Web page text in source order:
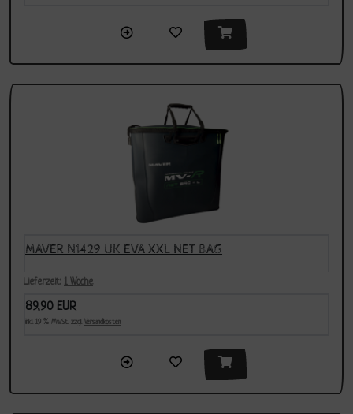
MAVER N1429 UK EVA XXL NET BAG
Lieferzeit: 1 Woche
89,90 EUR
inkl. 19 % MwSt. zzgl. Versandkosten